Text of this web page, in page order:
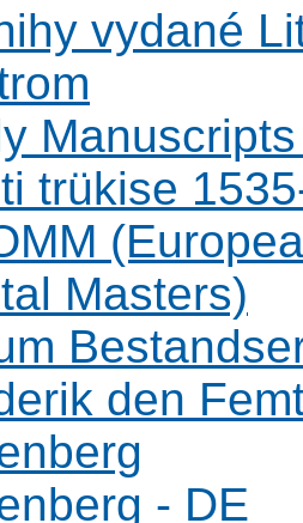
vydané
trükise
Masters)
den
- DE